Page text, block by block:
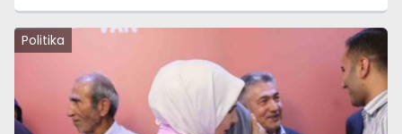
Politika